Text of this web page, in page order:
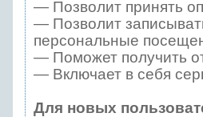
— Позволит принять
— Позволит
персональные
— Поможет получить
— Включает в себя
Для новых